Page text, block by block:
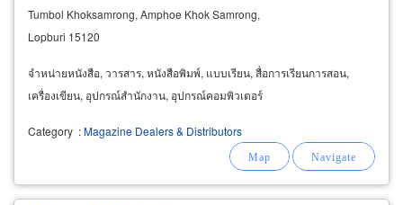
Tumbol Khoksamrong, Amphoe Khok Samrong,
Lopburi 15120
จำหน่ายหนังสือ, วารสาร, หนังสือพิมพ์, แบบเรียน, สื่อการเรียนการสอน,
เครื่องเขียน, อุปกรณ์สำนักงาน, อุปกรณ์คอมพิวเตอร์
Category :Magazine Dealers & Distributors